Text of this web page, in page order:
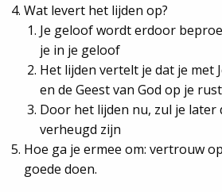
Wat levert het lijden op?
Je geloof wordt erdoor
je in je geloof
Het lijden vertelt je dat je met
en de Geest van God op je rust
Door het lijden nu, zul je later
verheugd zijn
Hoe ga je ermee om: vertrouw
goede doen.